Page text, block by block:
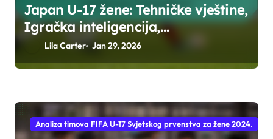
Japan U-17 žene: Tehničke vještine,
Igračka inteligencija,
Prilagodljivost
Lila Carter Jan 29, 2026
Analiza timova FIFA U-17 Svjetskog prvenstva za žene 2024.